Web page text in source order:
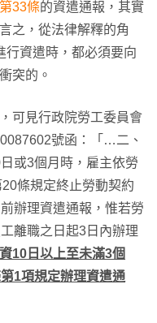
33條的資遣通報，其實
之，從法律解釋的角
行資遣時，都必須要向
突的。
可見行政院勞工委員會
號函：「…二、
或3個月時，雇主依勞
條規定終止勞動契約
辦理資遣通報，惟若勞
離職之日起3日內辦理
10 日以上至未滿3個
1項規定辦理資遣通